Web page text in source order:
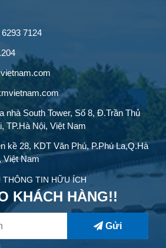
7124
nhà South Tower, Số 8, Đ.Trần Thủ
TP.Hà Nội, Việt Nam
kề 28, KDT Văn Phú, P.Phú La,Q.Hà
Việt Nam
THÔNG TIN HỮU ÍCH
KHÁCH HÀNG!!
Gửi